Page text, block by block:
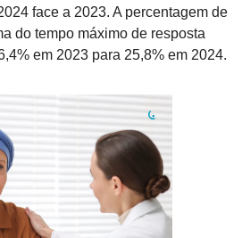
face a 2023. A percentagem de
do tempo máximo de resposta
em 2023 para 25,8% em 2024.